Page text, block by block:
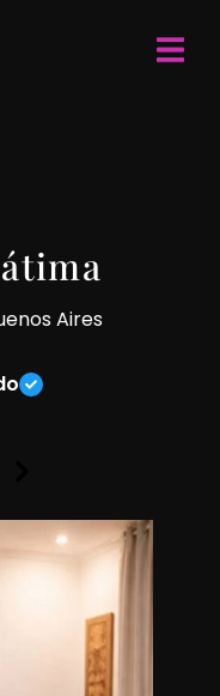
Aires
incluye masaje
en manos y pies,